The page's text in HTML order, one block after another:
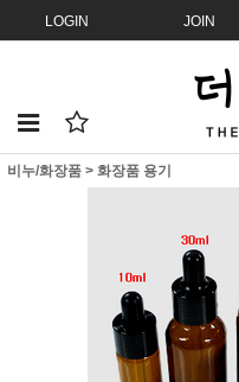
LOGIN JOIN
비누/화장품 > 화장품 용기